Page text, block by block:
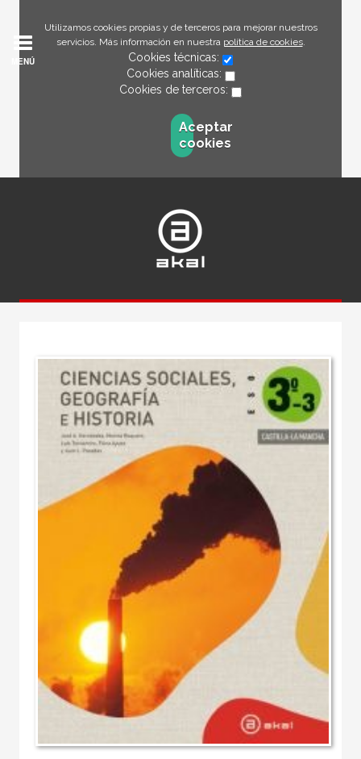
Utilizamos cookies propias y de terceros para mejorar nuestros
servicios. Más información en nuestra política de cookies.
Cookies técnicas:
Cookies analíticas:
Cookies de terceros:
Aceptar
cookies
MENÚ